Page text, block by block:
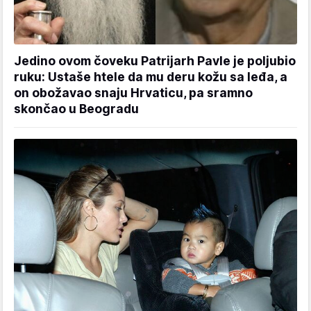
Jedino ovom čoveku Patrijarh Pavle je poljubio
ruku: Ustaše htele da mu deru kožu sa leđa, a
on obožavao snaju Hrvaticu, pa sramno
skončao u Beogradu